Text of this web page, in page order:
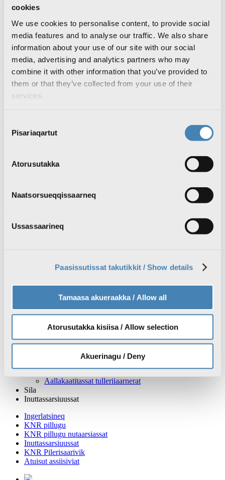
cookies
We use cookies to personalise content, to provide social
media features and to analyse our traffic. We also share
information about your use of our site with our social
media, advertising and analytics partners who may
combine it with other information that you’ve provided to
them or that they’ve collected from your use of their
services.
Selection
Pisariaqartut
Atorusutakka
Naatsorsueqqissaarneq
Ussassaarineq
Paasissutissat takutikkit / Show details
Tamaasa akueraakka / Allow all
Atorusutakka kisiisa / Allow selection
Akuerinagu / Deny
12.8 m/s
Pituffik / Pituffik Space Base
Sermersuaq / Summit Camp
Kalaallisut
Dansk
KNR pillugu nutaarsiassat
Atuisut assiisiviat
Nutaarsiassat
Inatsisartunut qinersineq #IQ2025
Silassaq
KNR1 isiginnaaruk
KNR2 isiginnaaruk
Aallakaatitat ujakkit
Aallakaatitassat tulleriiaarnerat
Podcastit tusarnaakkit
Radio live: KNR tusarnaaruk
Radiokkut pilluaqqusineq
Aallakaatitassat tulleriiaarnerat
Sila
Inuttassarsiuussat
Ingerlatsineq
KNR pillugu
KNR pillugu nutaarsiassat
Inuttassarsiuussat
KNR Pilerisaarivik
Atuisut assiisiviat